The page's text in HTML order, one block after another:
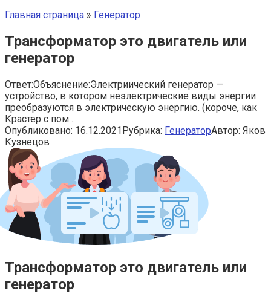
Главная страница » Генератор
Трансформатор это двигатель или
генератор
Ответ:Объяснение:Электриический генератор —
устройство, в котором неэлектрические виды энергии
преобразуются в электрическую энергию. (короче, как
Крастер с пом…
Опубликовано: 16.12.2021Рубрика: ГенераторАвтор: Яков
Кузнецов
Трансформатор это двигатель или
генератор